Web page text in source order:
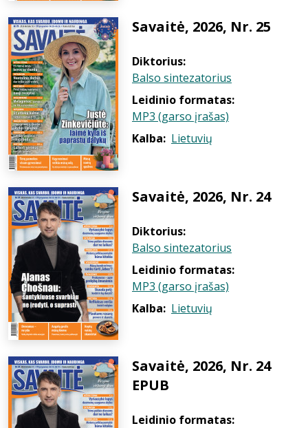
Savaitė, 2026, Nr. 25
Diktorius:
Balso sintezatorius
Leidinio formatas:
MP3 (garso įrašas)
Kalba: Lietuvių
Savaitė, 2026, Nr. 24
Diktorius:
Balso sintezatorius
Leidinio formatas:
MP3 (garso įrašas)
Kalba: Lietuvių
Savaitė, 2026, Nr. 24
EPUB
Leidinio formatas: